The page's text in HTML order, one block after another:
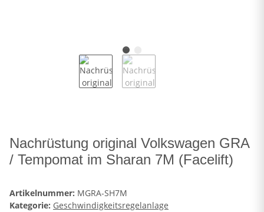
Nachrüstung original Volkswagen GRA
/ Tempomat im Sharan 7M (Facelift)
Artikelnummer: MGRA-SH7M
Kategorie: Geschwindigkeitsregelanlage